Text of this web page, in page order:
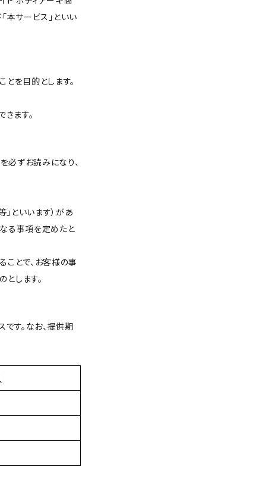
本サービス」といい
を目的とします。
ます。
必ずお読みになり、
といいます）があ
る事項を定めたと
とで、お客様の事
します。
す。なお、提供期